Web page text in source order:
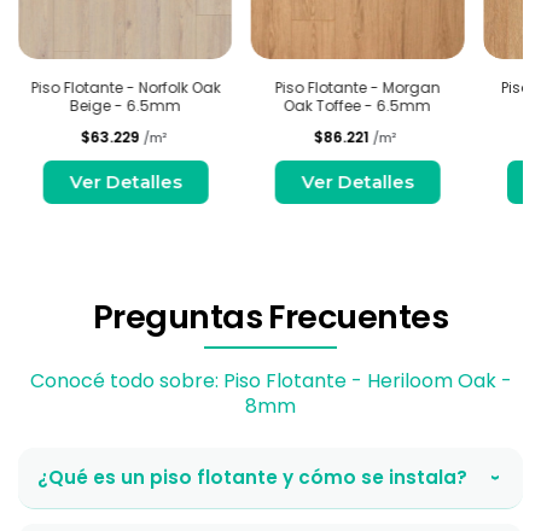
Piso Flotante - Norfolk Oak
Beige - 6.5mm
$63.229 /m²
Ver Detalles
Piso Flotante - Morgan
Oak Toffee - 6.5mm
$86.221/m²
Ver Detalles
Piso
Preguntas Frecuentes
Conocé todo sobre: Piso Flotante - Heriloom Oak -
8mm
¿Qué es un piso flotante y cómo se instala? ›